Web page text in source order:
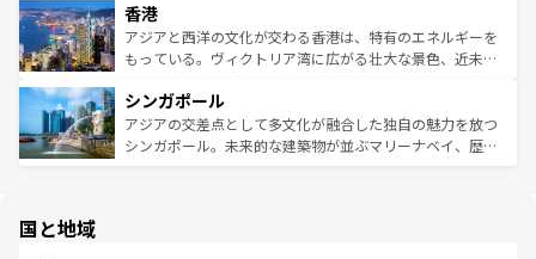
とつ。フォーやバインミー、ベトナムコーヒーなどは、ぜ
ひ現地で味わいたい。どの地域を訪れてもあたたかい人々
が旅行者を迎えてくれるので、きっと忘れられない旅にな
参照してほしい。
の活気が交差している。北部ではチェンマイなどの山岳地
帯で自然と触れ合い、南部ではプーケットやクラビの美し
いビーチでリゾート気分を楽しむことができる。タイ料理
激する。気候は一年中温暖で、どの季節にも異なる楽しみ
が待っている。親しみやすいタイの人々、仏教を中心とし
た文化、そして多様な観光資源が、訪れる旅人を魅了し続
香港
アジアと西洋の文化が交わる香港は、特有のエネルギーを
もっている。ヴィクトリア湾に広がる壮大な景色、近未来
み、どこを訪れても感動するはず。観光スポットが密集し
ており、効率よく見どころを回れるのも魅力。息をのむよ
うな絶景から文化的な体験まで、香港を存分に楽しみ尽く
シンガポール
アジアの交差点として多文化が融合した独自の魅力を放つ
シンガポール。未来的な建築物が並ぶマリーナベイ、歴史
国と地域